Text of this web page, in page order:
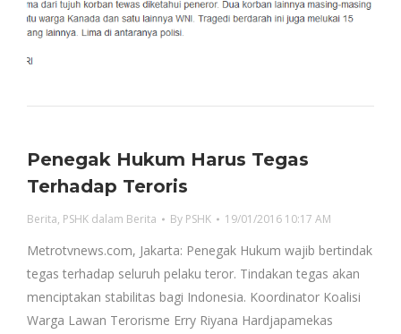
Penegak Hukum Harus Tegas
Terhadap Teroris
Berita, PSHK dalam Berita By PSHK 19/01/2016 10:17 AM
Metrotvnews.com, Jakarta: Penegak Hukum wajib bertindak
tegas terhadap seluruh pelaku teror. Tindakan tegas akan
menciptakan stabilitas bagi Indonesia. Koordinator Koalisi
Warga Lawan Terorisme Erry Riyana Hardjapamekas